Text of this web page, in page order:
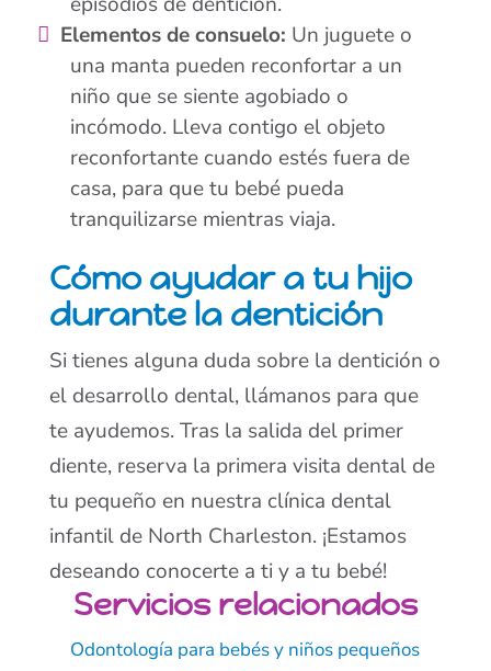
Servicios relacionados
Odontología para bebés y niños pequeños
Elementos de consuelo: Un juguete o
una manta pueden reconfortar a un
niño que se siente agobiado o
incómodo. Lleva contigo el objeto
reconfortante cuando estés fuera de
casa, para que tu bebé pueda
tranquilizarse mientras viaja.
Cómo ayudar a tu hijo
durante la dentición
Si tienes alguna duda sobre la dentición o
el desarrollo dental, llámanos para que
te ayudemos. Tras la salida del primer
diente, reserva la primera visita dental de
tu pequeño en nuestra clínica dental
infantil de North Charleston. ¡Estamos
deseando conocerte a ti y a tu bebé!